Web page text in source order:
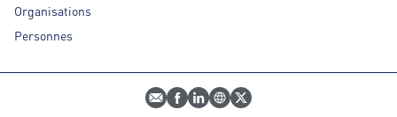
Organisations
Personnes
E-mailProfil Facebook
Profil LinkedIn
Site webProfil Twitter